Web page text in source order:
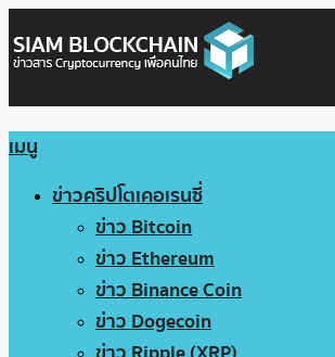
เมนู
ข่าวคริปโตเคอเรนซี่
ข่าว Bitcoin
ข่าว Ethereum
ข่าว Binance Coin
ข่าว Dogecoin